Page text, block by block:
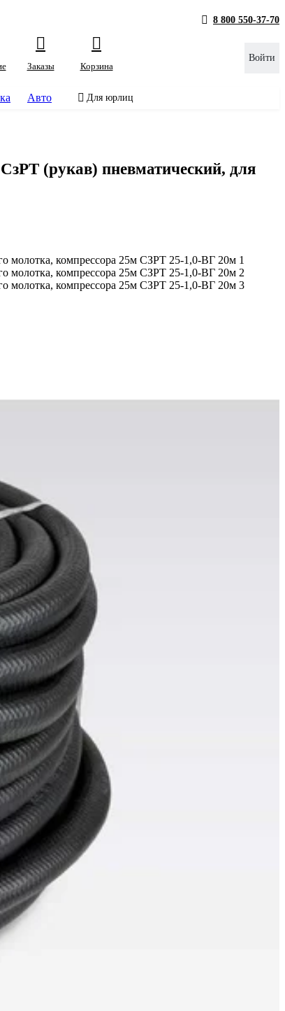
8 800 550-37-70
Заказы Корзина
Войти
Авто Для юрлиц
(рукав) пневматический, для